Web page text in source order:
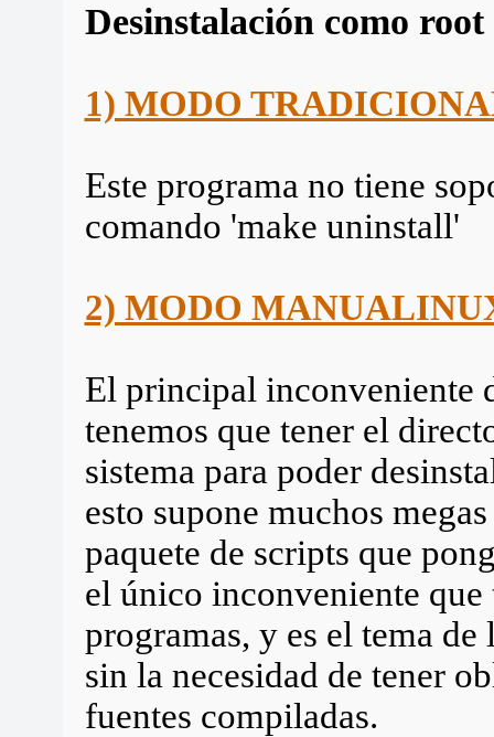
Desinstalación como root
1) MODO
Este programa no tiene
comando 'make uninstall'
2) MODO
El principal inconveniente
tenemos que tener el
sistema para poder
esto supone muchos
paquete de scripts que
el único inconveniente
programas, y es el tema
sin la necesidad de tener
fuentes compiladas.